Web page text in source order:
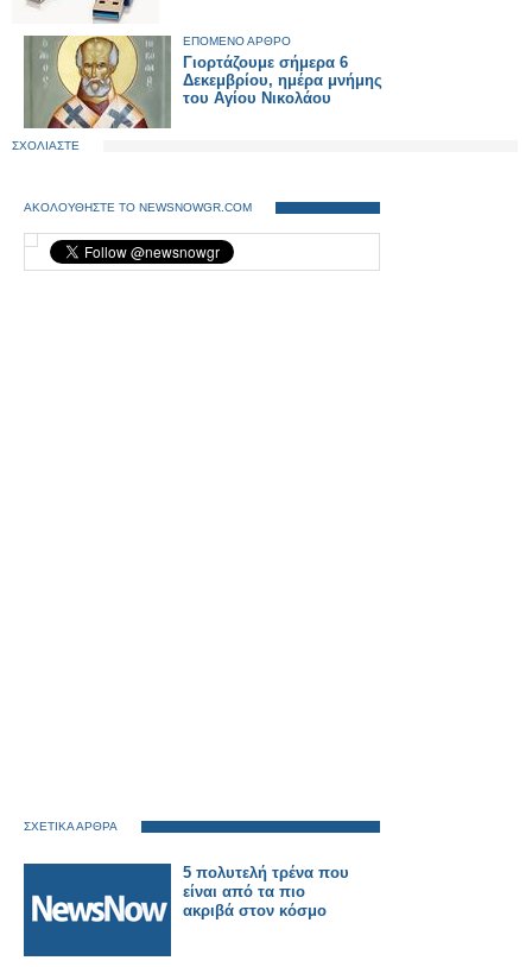
ΕΠΟΜΕΝΟ ΑΡΘΡΟ
Γιορτάζουμε σήμερα 6
Δεκεμβρίου, ημέρα μνήμης
του Αγίου Νικολάου
ΣΧΟΛΙΑΣΤΕ
ΑΚΟΛΟΥΘΗΣΤΕ ΤΟ NEWSNOWGR.COM
ΣΧΕΤΙΚΑ ΑΡΘΡΑ
5 πολυτελή τρένα που
είναι από τα πιο
ακριβά στον κόσμο